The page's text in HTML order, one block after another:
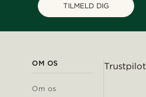
TILMELD DIG
OM OS
Om os
Trustpilot